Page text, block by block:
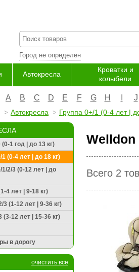
Город не определен
Автокресла
Кроватки и
колыбели
A B C D E F G H J
Автокресла Группа 0+/1 (0-4 лет |
(0-1 год | до 13 кг)
1 (0-4 лет | до 18 кг)
1/2/3 (0-12 лет | до
4 лет | 9-18 кг)
3 (1-12 лет | 9-36 кг)
(3-12 лет | 15-36 кг)
в дорогу
очистить всё
Welldon
Всего 2